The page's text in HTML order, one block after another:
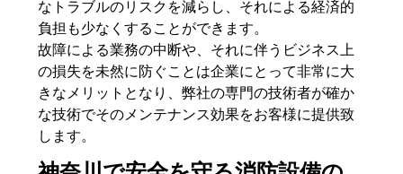
なトラブルのリスクを減らし、それによる経済的
負担も少なくすることができます。
故障による業務の中断や、それに伴うビジネス上
の損失を未然に防ぐことは企業にとって非常に大
きなメリットとなり、弊社の専門の技術者が確か
な技術でそのメンテナンス効果をお客様に提供致
します。